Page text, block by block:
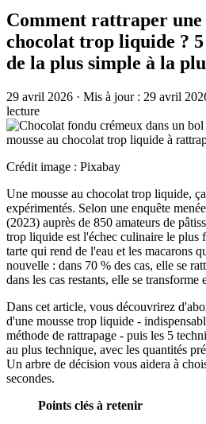
Comment rattraper une
chocolat trop liquide ? 5
de la plus simple à la
29 avril 2026 · Mis à jour : 29 avril
lecture
Crédit image : Pixabay
Une mousse au chocolat trop liquide,
expérimentés. Selon une enquête
(2023) auprès de 850 amateurs de
trop liquide est l'échec culinaire le plus
tarte qui rend de l'eau et les macarons
nouvelle : dans 70 % des cas, elle se
dans les cas restants, elle se
Dans cet article, vous découvrirez
d'une mousse trop liquide -
méthode de rattrapage - puis les 5
au plus technique, avec les quantités
Un arbre de décision vous aidera à
secondes.
Points clés à retenir